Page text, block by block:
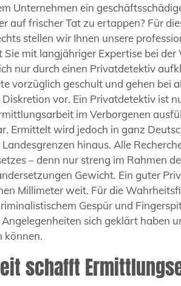
Unternehmen ein
auf frischer Tat zu ertappen? Für
stellen wir Ihnen unsere
mit langjähriger Expertise bei
nur durch einen Privatdetektiv
vorzüglich geschult und gehen bei
vor. Ein Privatdetektiv ist
im Verborgenen
Ermittelt wird jedoch in ganz
hinaus. Alle
– denn nur streng im Rahmen
Gewicht. Ein guter
Millimeter weit. Für die
Gespür und
sich geklärt haben
können.
schafft